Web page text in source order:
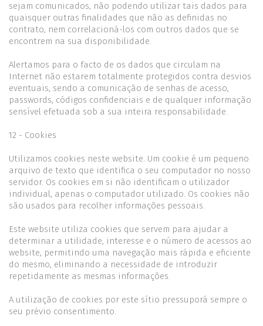
sejam comunicados, não podendo utilizar tais dados para
quaisquer outras finalidades que não as definidas no
contrato, nem correlacioná-los com outros dados que se
encontrem na sua disponibilidade.
Alertamos para o facto de os dados que circulam na
Internet não estarem totalmente protegidos contra desvios
eventuais, sendo a comunicação de senhas de acesso,
passwords, códigos confidenciais e de qualquer informação
sensível efetuada sob a sua inteira responsabilidade.
12 - Cookies
Utilizamos cookies neste website. Um cookie é um pequeno
arquivo de texto que identifica o seu computador no nosso
servidor. Os cookies em si não identificam o utilizador
individual, apenas o computador utilizado. Os cookies não
são usados para recolher informações pessoais.
Este website utiliza cookies que servem para ajudar a
determinar a utilidade, interesse e o número de acessos ao
website, permitindo uma navegação mais rápida e eficiente
do mesmo, eliminando a necessidade de introduzir
repetidamente as mesmas informações.
A utilização de cookies por este sítio pressuporá sempre o
seu prévio consentimento.